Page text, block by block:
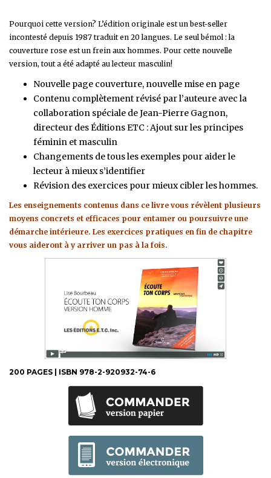
Pourquoi cette version? L’édition originale est un best-seller
incontesté depuis 1987 traduit en 20 langues. Le seul bémol : la
couverture rose est un frein aux hommes. Pour cette nouvelle
version, tout a été adapté au lecteur masculin!
Nouvelle page couverture, nouvelle mise en page
Contenu complètement révisé par l’auteure avec la
collaboration spéciale de Jean-Pierre Gagnon,
directeur des Éditions ETC : Ajout sur les principes
féminin et masculin
Changements de tous les exemples pour aider le
lecteur à mieux s’identifier
Révision des exercices pour mieux cibler les hommes.
Les enseignements contenus dans ce livre vous révèlent plusieurs
moyens concrets et efficaces pour entamer ou poursuivre une
démarche intérieure. Les exercices pratiques en fin de chapitre
vous aideront à y arriver un pas à la fois.
200 PAGES | ISBN 978-2-920932-74-6